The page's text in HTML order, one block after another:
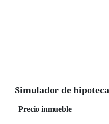
Simulador de hipoteca
Precio inmueble